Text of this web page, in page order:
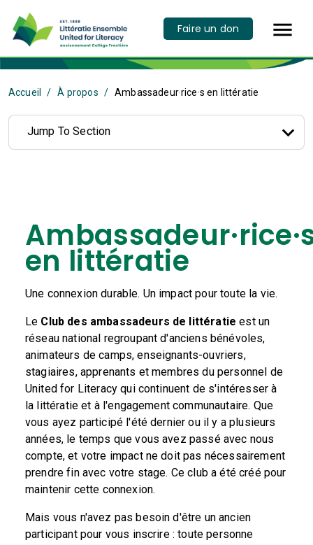
Faire un don 
Accueil À propos Ambassadeur·rice·s en littératie
Jump To Section
en littératie
Une connexion durable. Un impact pour toute la vie.
Le Club des ambassadeurs de littératie est un
réseau national regroupant d'anciens bénévoles,
animateurs de camps, enseignants-ouvriers,
stagiaires, apprenants et membres du personnel de
United for Literacy qui continuent de s'intéresser à
la littératie et à l'engagement communautaire. Que
vous ayez participé l'été dernier ou il y a plusieurs
années, le temps que vous avez passé avec nous
compte, et votre impact ne doit pas nécessairement
prendre fin avec votre stage. Ce club a été créé pour
maintenir cette connexion.
Mais vous n'avez pas besoin d'être un ancien
participant pour vous inscrire : toute personne